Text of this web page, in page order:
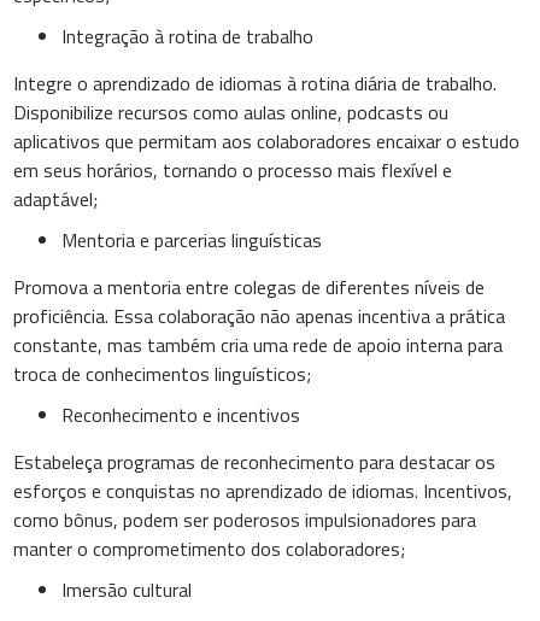
Integração à rotina de trabalho
Integre o aprendizado de idiomas à rotina diária de trabalho.
Disponibilize recursos como aulas online, podcasts ou
aplicativos que permitam aos colaboradores encaixar o estudo
em seus horários, tornando o processo mais flexível e
adaptável;
Mentoria e parcerias linguísticas
Promova a mentoria entre colegas de diferentes níveis de
proficiência. Essa colaboração não apenas incentiva a prática
constante, mas também cria uma rede de apoio interna para
troca de conhecimentos linguísticos;
Reconhecimento e incentivos
Estabeleça programas de reconhecimento para destacar os
esforços e conquistas no aprendizado de idiomas. Incentivos,
como bônus, podem ser poderosos impulsionadores para
manter o comprometimento dos colaboradores;
Imersão cultural